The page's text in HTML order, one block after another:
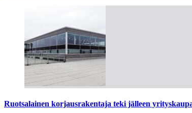
Ruotsalainen korjausrakentaja teki jälleen